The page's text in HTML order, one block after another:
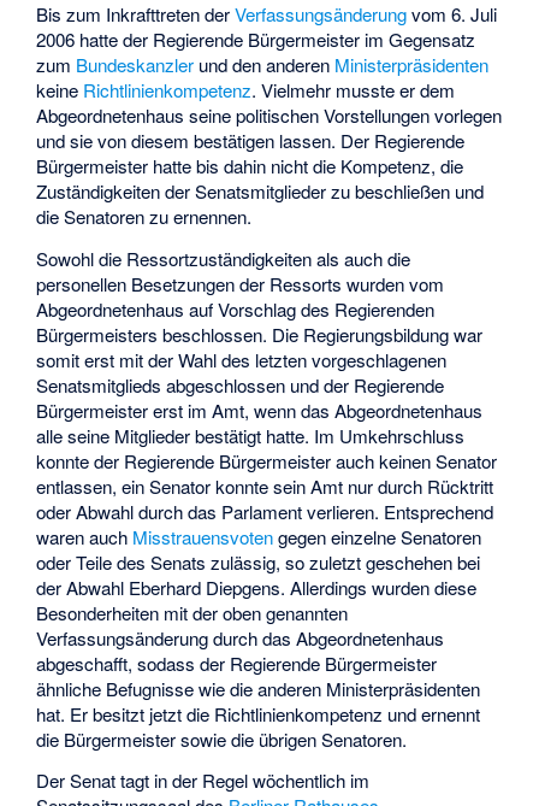
Bis zum Inkrafttreten derVerfassungsänderungvom 6. Juli
2006 hatte der Regierende Bürgermeister im Gegensatz
zum Bundeskanzler und den anderen Ministerpräsidenten
keine Richtlinienkompetenz. Vielmehr musste er dem
Abgeordnetenhaus seine politischen Vorstellungen vorlegen
und sie von diesem bestätigen lassen. Der Regierende
Bürgermeister hatte bis dahin nicht die Kompetenz, die
Zuständigkeiten der Senatsmitglieder zu beschließen und
die Senatoren zu ernennen.
Sowohl die Ressortzuständigkeiten als auch die
personellen Besetzungen der Ressorts wurden vom
Abgeordnetenhaus auf Vorschlag des Regierenden
Bürgermeisters beschlossen. Die Regierungsbildung war
somit erst mit der Wahl des letzten vorgeschlagenen
Senatsmitglieds abgeschlossen und der Regierende
Bürgermeister erst im Amt, wenn das Abgeordnetenhaus
alle seine Mitglieder bestätigt hatte. Im Umkehrschluss
konnte der Regierende Bürgermeister auch keinen Senator
entlassen, ein Senator konnte sein Amt nur durch Rücktritt
oder Abwahl durch das Parlament verlieren. Entsprechend
waren auch Misstrauensvotengegen einzelne Senatoren
oder Teile des Senats zulässig, so zuletzt geschehen bei
der Abwahl Eberhard Diepgens. Allerdings wurden diese
Besonderheiten mit der oben genannten
Verfassungsänderung durch das Abgeordnetenhaus
abgeschafft, sodass der Regierende Bürgermeister
ähnliche Befugnisse wie die anderen Ministerpräsidenten
hat. Er besitzt jetzt die Richtlinienkompetenz und ernennt
die Bürgermeister sowie die übrigen Senatoren.
Der Senat tagt in der Regel wöchentlich im